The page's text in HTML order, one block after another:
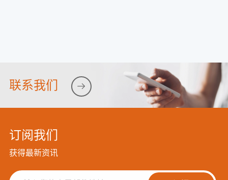
联系我们 
订阅我们
获得最新资讯